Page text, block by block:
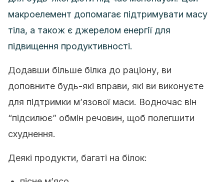
макроелемент допомагає підтримувати масу
тіла, а також є джерелом енергії для
підвищення продуктивності.
Додавши більше білка до раціону, ви
доповните будь-які вправи, які ви виконуєте
для підтримки м’язової маси. Водночас він
“підсилює” обмін речовин, щоб полегшити
схуднення.
Деякі продукти, багаті на білок: